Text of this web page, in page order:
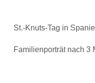
St.-Knuts-Tag in
Familienporträt nach 3